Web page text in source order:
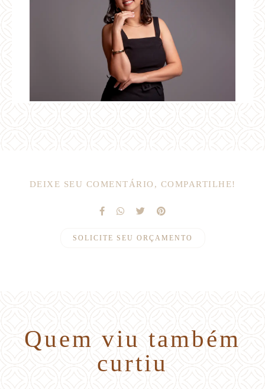
DEIXE SEU COMENTÁRIO, COMPARTILHE!
SOLICITE SEU ORÇAMENTO
Quem viu também
curtiu